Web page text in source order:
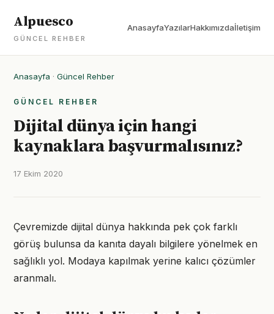
Alpuesco
GÜNCEL REHBER
AnasayfaYazılarHakkımızdaİletişim
Anasayfa · Güncel Rehber
GÜNCEL REHBER
Dijital dünya için hangi
kaynaklara başvurmalısınız?
17 Ekim 2020
Çevremizde dijital dünya hakkında pek çok farklı
görüş bulunsa da kanıta dayalı bilgilere yönelmek en
sağlıklı yol. Modaya kapılmak yerine kalıcı çözümler
aranmalı.